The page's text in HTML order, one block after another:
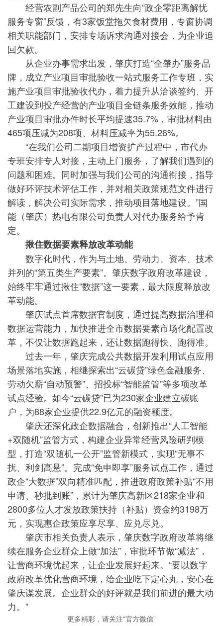
经营农副产品公司的郑先生向“政企零距离解忧
服务专窗”反馈，有3家饭堂拖欠食材费用，专窗协调
相关职能部门，安排专场诉求沟通对接会，为企业追
回欠款。
从企业办事需求出发，肇庆打造“全肇办”服务品
牌，成立产业项目审批验收一站式服务工作专班，实
施产业项目审批验收代办，着力提升从洽谈签约、开
工建设到投产经营的产业项目全链条服务效能，推动
产业项目审批办件时长平均提速35.7%，审批材料由
465项压减为208项、材料压减率为55.26%。
“在我们公司二期项目增资扩产过程中，市代办
专班安排专人对接，主动上门服务，了解我们遇到的
问题和困难。同时加强与我们公司的沟通衔接，指导
做好环评技术评估工作，并对相关政策规范文件进行
解读，解决公司实际需求，推动项目落地建设。”国
能（肇庆）热电有限公司负责人对代办服务给予肯
定。
揪住数据要素释放改革动能
数字化时代，作为与土地、劳动力、资本、技术
并列的“第五类生产要素”。肇庆数字政府改革建设，
始终牢牢通过揪住“数据”这一要素，最大限度释放改
革动能。
肇庆试点首席数据官制度，通过提高数据治理和
数据运营能力，加快推进全市数据要素市场化配置改
革，不仅让数据跑起来，还让数据跑得快、跑得准。
过去一年，肇庆完成公共数据开发利用试点应用
场景落地实施，相继探索出“云碳贷”绿色金融服务、
劳动欠薪“自动预警”、招投标“智能监管”等多项改革
试点经验。如今“云碳贷”已为230家企业建立碳账
户，为88家企业提供22.9亿元的融资额度。
肇庆还深化政企数据融合，创新推出“人工智能
+双随机”监管方式，构建企业异常经营风险研判模
型，打造“双随机一公开”监管新模式，实现“无事不
扰、利剑高悬”。完成“免申即享”服务试点工作，通过
政企“大数据”双向精准匹配，推进政府政策补贴“不用
申请、秒批到账”，累计为肇庆高新区218家企业和
2800多位人才发放政策扶持（补贴）资金约3198万
元，实现惠企政策应享尽享、应兑尽兑。
肇庆市相关负责人表示，肇庆数字政府改革将继
续在服务企业群众上做“加法”，审批环节做“减法”，
让营商环境优起来，让企业发展好起来。“要以数字
政府改革优化营商环境，给企业吃下定心丸，安心在
肇庆谋发展。企业群众的好评就是我们前进的最大动
力。”
更多精彩，请关注“官方微信”